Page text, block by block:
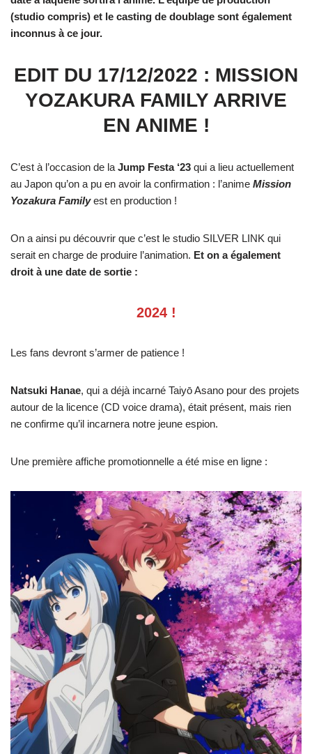
(studio compris) et le casting de doublage sont également
inconnus à ce jour.
EDIT DU 17/12/2022 : MISSION
YOZAKURA FAMILY ARRIVE
EN ANIME !
C’est à l’occasion de la Jump Festa ‘23 qui a lieu actuellement
au Japon qu’on a pu en avoir la confirmation : l’anime Mission
Yozakura Familyest en production !
On a ainsi pu découvrir que c’est le studio SILVER LINK qui
serait en charge de produire l’animation. Et on a également
droit à une date de sortie :
2024 !
Les fans devront s’armer de patience !
Natsuki Hanae, qui a déjà incarné Taiyō Asano pour des projets
autour de la licence (CD voice drama), était présent, mais rien
ne confirme qu’il incarnera notre jeune espion.
Une première affiche promotionnelle a été mise en ligne :